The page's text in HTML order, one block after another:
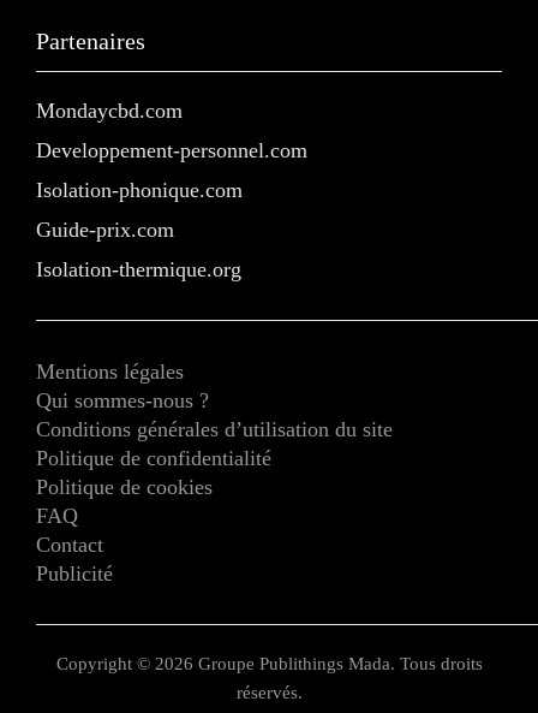
Partenaires
Mondaycbd.com
Developpement-personnel.com
Isolation-phonique.com
Guide-prix.com
Isolation-thermique.org
Mentions légales
Qui sommes-nous ?
Conditions générales d’utilisation du site
Politique de confidentialité
Politique de cookies
FAQ
Contact
Publicité
Copyright © 2026 Groupe Publithings Mada. Tous droits
réservés.